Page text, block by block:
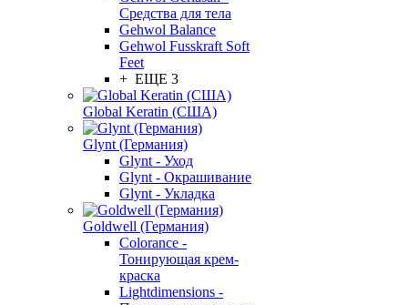
Средства для тела
Gehwol Balance
Gehwol Fusskraft Soft
Feet
+ ЕЩЕ 3
Global Keratin (США)
Glynt (Германия)
Glynt - Уход
Glynt - Окрашивание
Glynt - Укладка
Goldwell (Германия)
Colorance -
Тонирующая крем-
краска
Lightdimensions -